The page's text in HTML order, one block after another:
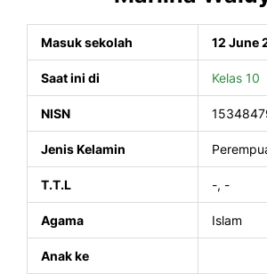
Masuk sekolah 12 June
Saat ini di Kelas 10
NISN
Jenis Kelamin
T.T.L -, -
Agama Islam
Anak ke